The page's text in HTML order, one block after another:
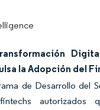
la Adopción del
de Desarrollo del
autorizados